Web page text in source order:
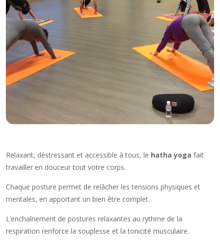
Relaxant, déstressant et accessible à tous, le hatha yoga fait
travailler en douceur tout votre corps.
Chaque posture permet de relâcher les tensions physiques et
mentales, en apportant un bien être complet.
L’enchaînement de postures relaxantes au rythme de la
respiration renforce la souplesse et la tonicité musculaire.